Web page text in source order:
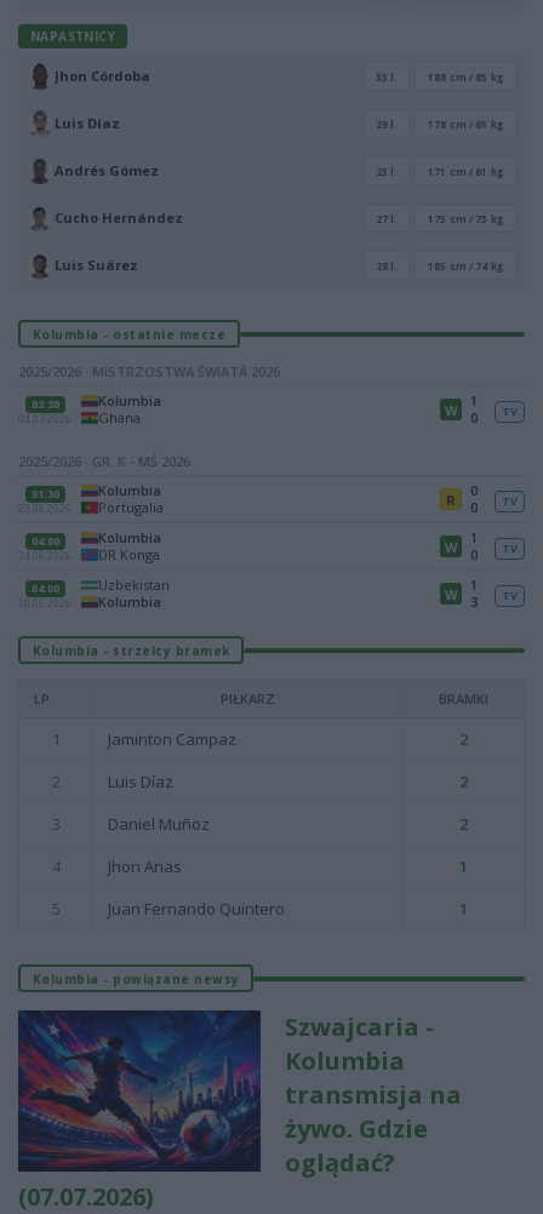
NAPASTNICY
Jhon Córdoba 33 l. 188 cm / 85 kg
Luis Díaz 29 l. 178 cm / 65 kg
Andrés Gómez 23 l. 171 cm / 61 kg
Cucho Hernández 27 l. 175 cm / 73 kg
Luis Suárez 28 l. 185 cm / 74 kg
Kolumbia - ostatnie mecze
2025/2026 · MISTRZOSTWA ŚWIATA 2026
03:30
04.07.2026
Kolumbia
Ghana
W
1
0
TV
2025/2026 · GR. K - MŚ 2026
01:30
28.06.2026
Kolumbia
Portugalia
R
0
0
TV
04:00
24.06.2026
Kolumbia
DR Konga
W
1
0
TV
04:00
18.06.2026
Uzbekistan
Kolumbia
W
1
3
TV
Kolumbia - strzelcy bramek
LP. PIŁKARZ BRAMKI
1 Jaminton Campaz
2
2
Luis Díaz
2
3
Daniel Muñoz
2
4
Jhon Arias
1
5
Juan Fernando Quintero 1
Kolumbia - powiązane newsy
Szwajcaria -
Kolumbia
transmisja na
żywo. Gdzie
oglądać?
(07.07.2026)